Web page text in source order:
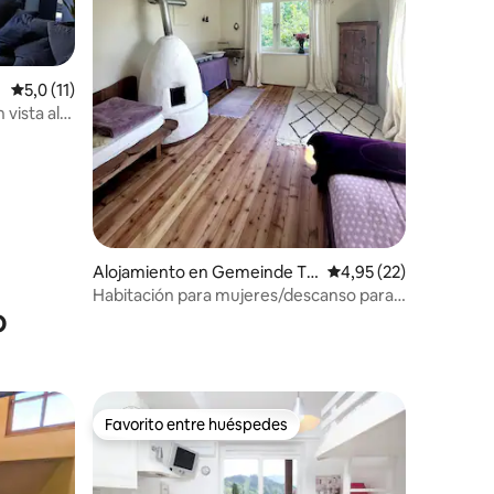
Calificación promedio: 5,0 de 5. 11 evaluaciones
5,0 (11)
vista al
Alojamiento en Gemeinde Te
chelsberg am Wörther See
Calificación
4,95 (22)
Habitación para mujeres/descanso para
destacadosFavorito entre huéspedes
Favorito entre huéspedes